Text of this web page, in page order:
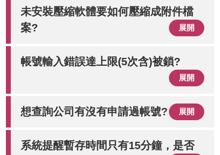
未安裝壓縮軟體要如何壓縮成附件檔
案?
展開
帳號輸入錯誤達上限(5次含)被鎖?
展開
想查詢公司有沒有申請過帳號? 展開
系統提醒暫存時間只有15分鐘，是否